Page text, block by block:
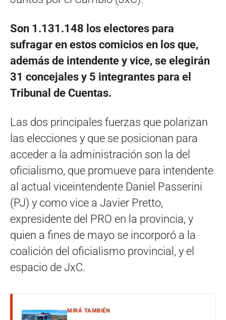
Son 1.131.148 los electores para
sufragar en estos comicios en los que,
además de intendente y vice, se elegirán
31 concejales y 5 integrantes para el
Tribunal de Cuentas.
Las dos principales fuerzas que polarizan
las elecciones y que se posicionan para
acceder a la administración son la del
oficialismo, que promueve para intendente
al actual viceintendente Daniel Passerini
(PJ) y como vice a Javier Pretto,
expresidente del PRO en la provincia, y
quien a fines de mayo se incorporó a la
coalición del oficialismo provincial, y el
espacio de JxC.
MIRÁ TAMBIÉN